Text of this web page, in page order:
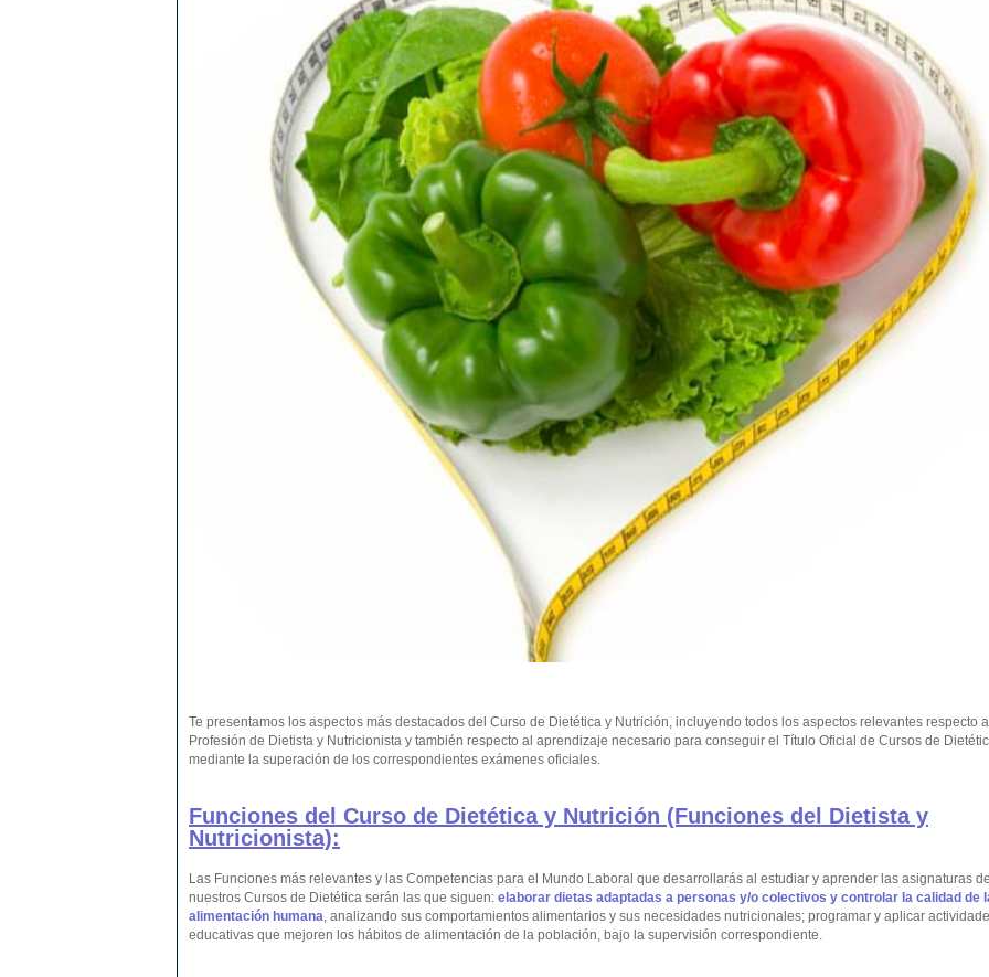
Te presentamos los aspectos más destacados del Curso de Dietética y Nutrición, incluyendo todos los aspectos relevantes respecto
Profesión de Dietista y Nutricionista y también respecto al aprendizaje necesario para conseguir el Título Oficial de Cursos de
mediante la superación de los correspondientes exámenes oficiales.
Funciones del Curso de Dietética y Nutrición (Funciones del Dietista y
Nutricionista):
Las Funciones más relevantes y las Competencias para el Mundo Laboral que desarrollarás al estudiar y aprender las asignaturas de
nuestros Cursos de Dietética serán las que siguen: elaborar dietas adaptadas a personas y/o colectivos y controlar la calidad de
alimentación humana , analizando sus comportamientos alimentarios y sus necesidades nutricionales; programar y aplicar
educativas que mejoren los hábitos de alimentación de la población, bajo la supervisión correspondiente.